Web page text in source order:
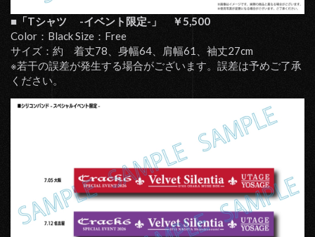
■「Tシャツ -イベント限定-」 ￥5,500
Color：Black Size：Free
サイズ：約 着丈78、身幅64、肩幅61、袖丈27cm
※若干の誤差が発生する場合がございます。誤差は予めご了承
ください。